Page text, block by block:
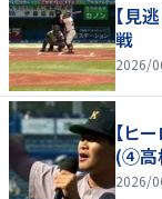
【見
戦
2026/
【ヒ
(④高
2026/